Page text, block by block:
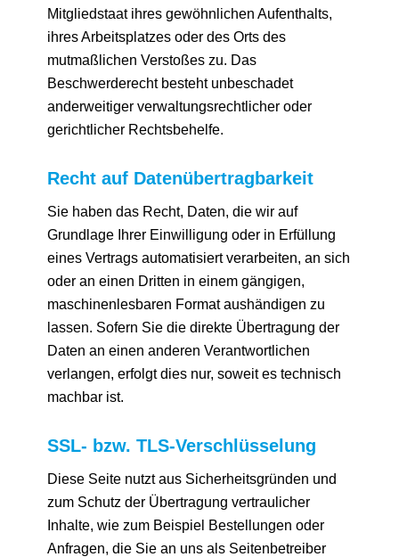
Mitgliedstaat ihres gewöhnlichen Aufenthalts,
ihres Arbeitsplatzes oder des Orts des
mutmaßlichen Verstoßes zu. Das
Beschwerderecht besteht unbeschadet
anderweitiger verwaltungsrechtlicher oder
gerichtlicher Rechtsbehelfe.
Recht auf Daten­übertrag­barkeit
Sie haben das Recht, Daten, die wir auf
Grundlage Ihrer Einwilligung oder in Erfüllung
eines Vertrags automatisiert verarbeiten, an sich
oder an einen Dritten in einem gängigen,
maschinenlesbaren Format aushändigen zu
lassen. Sofern Sie die direkte Übertragung der
Daten an einen anderen Verantwortlichen
verlangen, erfolgt dies nur, soweit es technisch
machbar ist.
SSL- bzw. TLS-Verschlüsselung
Diese Seite nutzt aus Sicherheitsgründen und
zum Schutz der Übertragung vertraulicher
Inhalte, wie zum Beispiel Bestellungen oder
Anfragen, die Sie an uns als Seitenbetreiber